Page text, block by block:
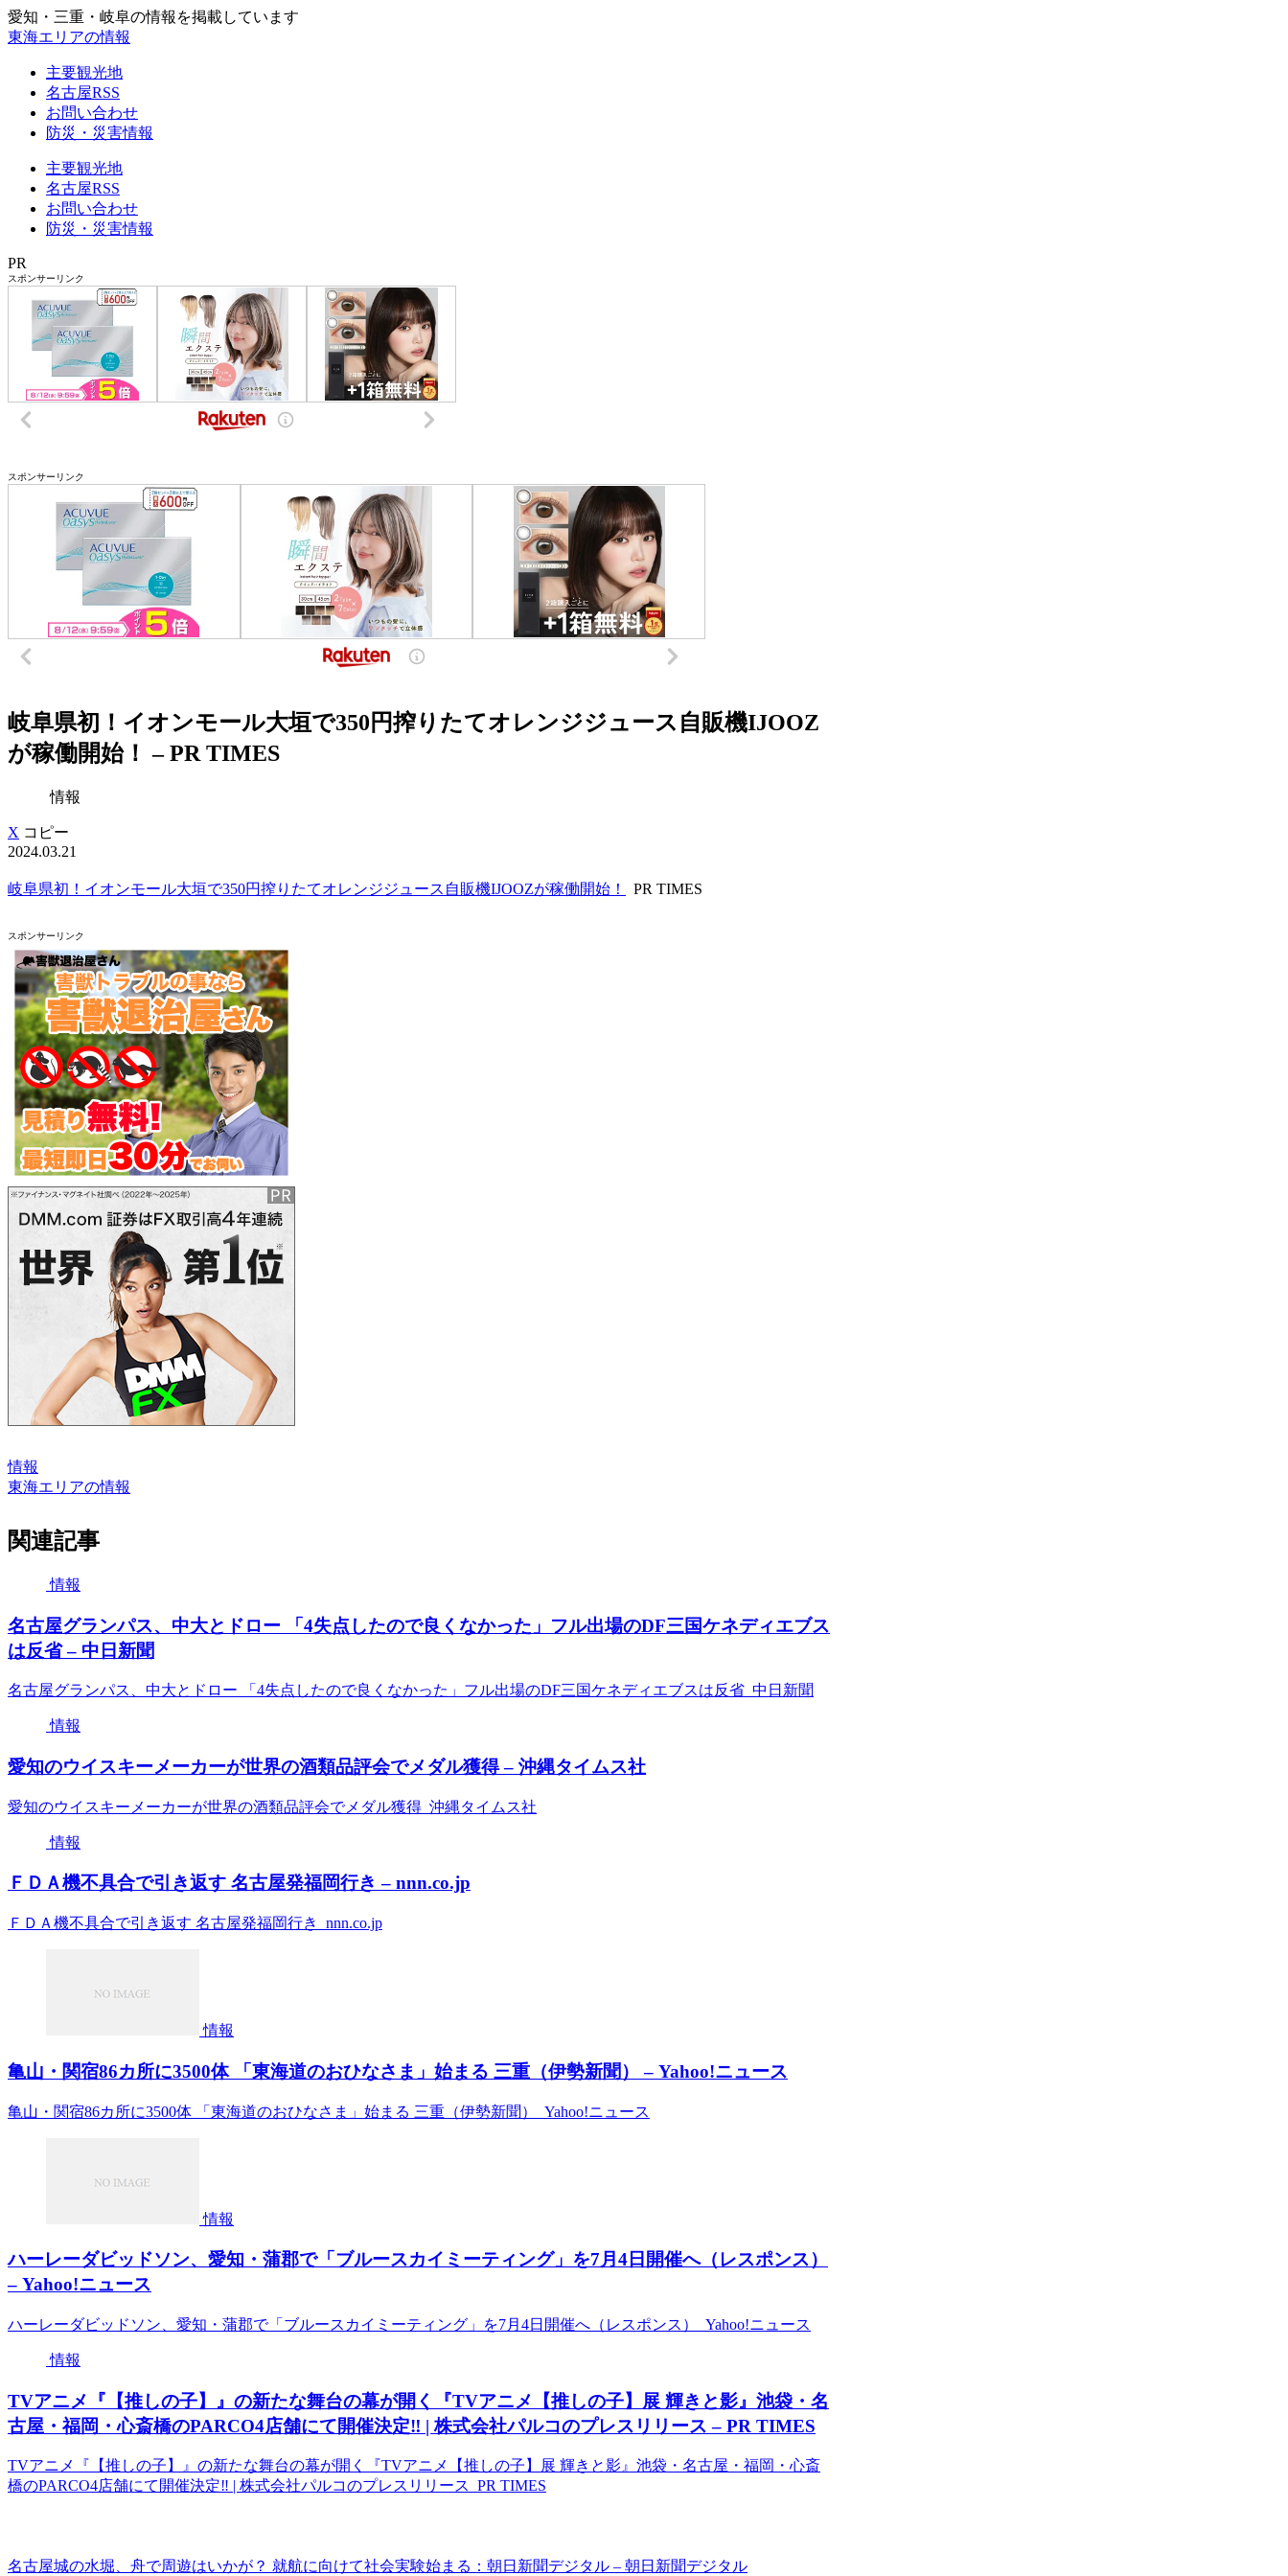
愛知・三重・岐阜の情報を掲載しています
東海エリアの情報
主要観光地
名古屋RSS
お問い合わせ
防災・災害情報
主要観光地
名古屋RSS
お問い合わせ
防災・災害情報
PR
スポンサーリンク
スポンサーリンク
岐阜県初！イオンモール大垣で350円搾りたてオレンジジュース自販機IJOOZ
が稼働開始！ – PR TIMES
情報
X コピー
2024.03.21
岐阜県初！イオンモール大垣で350円搾りたてオレンジジュース自販機IJOOZが稼働開始！ PR TIMES
スポンサーリンク
情報
東海エリアの情報
関連記事
情報
名古屋グランパス、中大とドロー 「4失点したので良くなかった」フル出場のDF三国ケネディエブス
は反省 – 中日新聞
名古屋グランパス、中大とドロー 「4失点したので良くなかった」フル出場のDF三国ケネディエブスは反省 中日新聞
情報
愛知のウイスキーメーカーが世界の酒類品評会でメダル獲得 – 沖縄タイムス社
愛知のウイスキーメーカーが世界の酒類品評会でメダル獲得 沖縄タイムス社
情報
ＦＤＡ機不具合で引き返す 名古屋発福岡行き – nnn.co.jp
ＦＤＡ機不具合で引き返す 名古屋発福岡行き nnn.co.jp
情報
亀山・関宿86カ所に3500体 「東海道のおひなさま」始まる 三重（伊勢新聞） – Yahoo!ニュース
亀山・関宿86カ所に3500体 「東海道のおひなさま」始まる 三重（伊勢新聞） Yahoo!ニュース
情報
ハーレーダビッドソン、愛知・蒲郡で「ブルースカイミーティング」を7月4日開催へ（レスポンス）
– Yahoo!ニュース
ハーレーダビッドソン、愛知・蒲郡で「ブルースカイミーティング」を7月4日開催へ（レスポンス） Yahoo!ニュース
情報
TVアニメ『【推しの子】』の新たな舞台の幕が開く『TVアニメ【推しの子】展 輝きと影』池袋・名
古屋・福岡・心斎橋のPARCO4店舗にて開催決定‼ | 株式会社パルコのプレスリリース – PR TIMES
TVアニメ『【推しの子】』の新たな舞台の幕が開く『TVアニメ【推しの子】展 輝きと影』池袋・名古屋・福岡・心斎
橋のPARCO4店舗にて開催決定‼ | 株式会社パルコのプレスリリース PR TIMES
名古屋城の水堀、舟で周遊はいかが？ 就航に向けて社会実験始まる：朝日新聞デジタル – 朝日新聞デジタル